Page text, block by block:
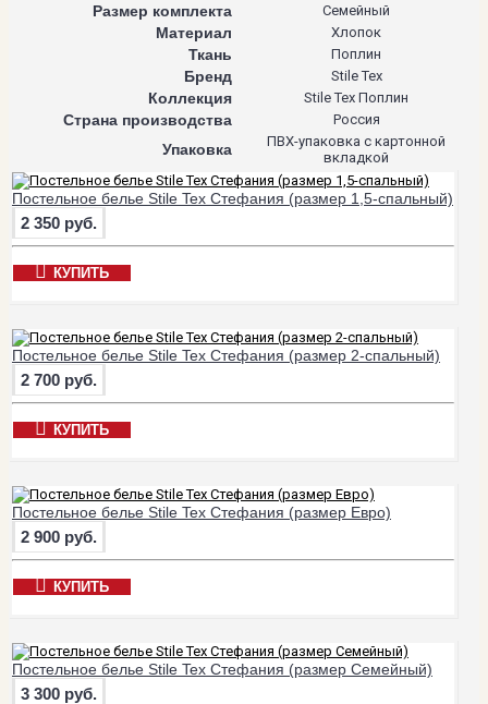
Размер комплекта
Семейный
Материал Хлопок
Ткань Поплин
Бренд Stile Tex
Коллекция Stile Tex Поплин
Страна производства Россия
Упаковка
ПВХ-упаковка с картонной
вкладкой
Постельное белье Stile Tex Стефания (размер 1,5-спальный)
2 350 руб.
КУПИТЬ
Постельное белье Stile Tex Стефания (размер 2-спальный)
2 700 руб.
КУПИТЬ
Постельное белье Stile Tex Стефания (размер Евро)
2 900 руб.
КУПИТЬ
Постельное белье Stile Tex Стефания (размер Семейный)
3 300 руб.